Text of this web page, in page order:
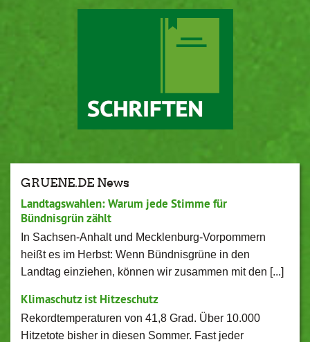
GRUENE.DE News
Landtagswahlen: Warum jede Stimme für
Bündnisgrün zählt
In Sachsen-Anhalt und Mecklenburg-Vorpommern
heißt es im Herbst: Wenn Bündnisgrüne in den
Landtag einziehen, können wir zusammen mit den [...]
Klimaschutz ist Hitzeschutz
Rekordtemperaturen von 41,8 Grad. Über 10.000
Hitzetote bisher in diesen Sommer. Fast jeder